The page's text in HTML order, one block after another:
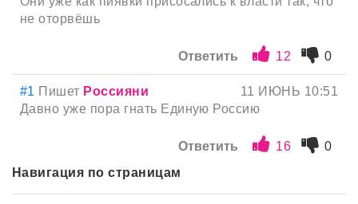
не оторвёшь
Ответить 12 0
#1 Пишет Россияни
11 ИЮНЬ 10:51
Давно уже пора гнать Единую Россию
Ответить 16
0
Навигация по страницам